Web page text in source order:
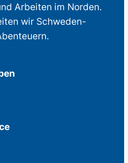
Arbeiten im Norden.
wir Schweden-